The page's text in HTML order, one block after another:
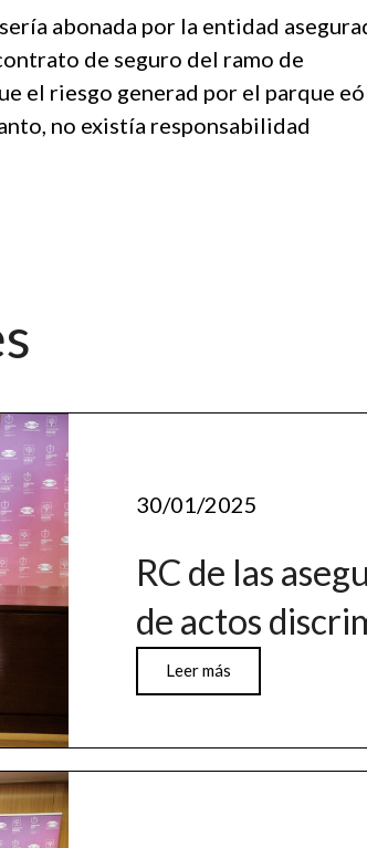
abonada por la entidad
de seguro del ramo de
el riesgo generad por el parque
no existía responsabilidad
30/01/2025
RC de las
de actos
Leer más